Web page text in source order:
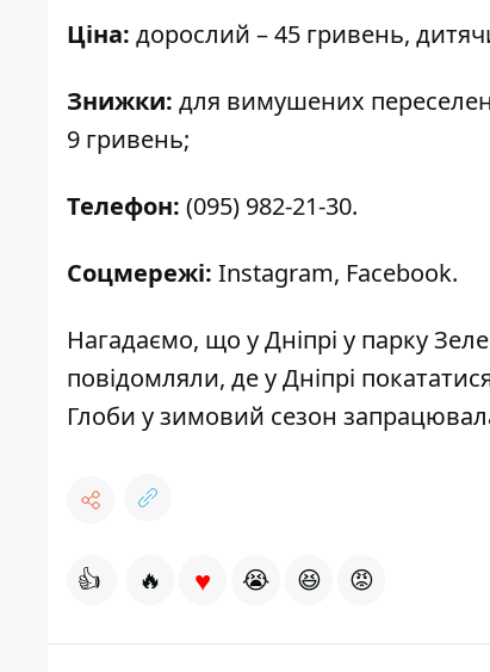
Ціна: дорослий – 45 гривень,
Знижки: для вимушених
9 гривень;
Телефон: (095) 982-21-30.
Соцмережі: Instagram, Facebook.
Нагадаємо, що у Дніпрі у парку
повідомляли, де у Дніпрі
Глоби у зимовий сезон
👍 🔥 ♥ 😭 😆 😡